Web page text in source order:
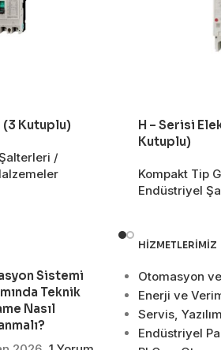
(3 Kutuplu)
/
H – Serisi
Kutuplu)
Kompakt Tip
Endüstriyel
Sistemi
Teknik
Nasıl
HIZMETLERIMIZ
Otomasyon
Enerji ve
Servis,
Endüstriyel